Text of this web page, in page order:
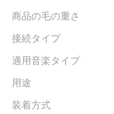
商品の毛の重さ
接続タイプ
適用音楽タイプ
用途
装着方式